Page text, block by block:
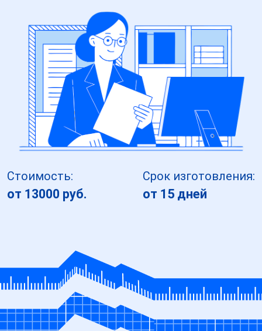
Стоимость:
от 13000 руб.
Срок изготовления:
от 15 дней